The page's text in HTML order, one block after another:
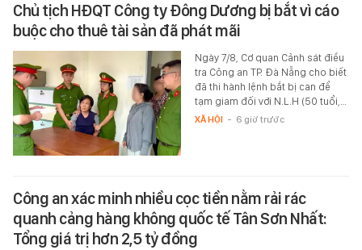
Chủ tịch HĐQT Công ty Đông Dương bị bắt vì cáo
buộc cho thuê tài sản đã phát mãi
Ngày 7/8, Cơ quan Cảnh sát điều
tra Công an TP. Đà Nẵng cho biết
đã thi hành lệnh bắt bị can để
tạm giam đối với N.L.H (50 tuổi,…
XÃ HỘI - 6 giờ trước
Công an xác minh nhiều cọc tiền nằm rải rác
quanh cảng hàng không quốc tế Tân Sơn Nhất:
Tổng giá trị hơn 2,5 tỷ đồng